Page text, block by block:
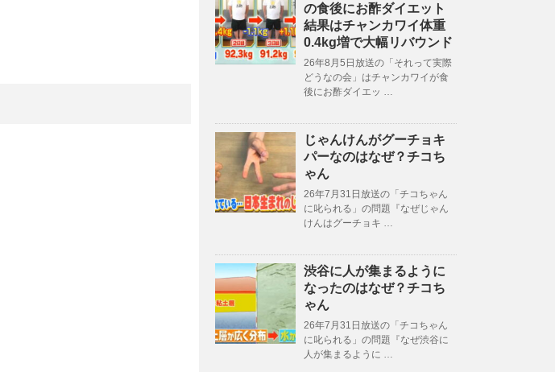
の食後にお酢ダイエット
結果はチャンカワイ体重
0.4kg増で大幅リバウンド
26年8月5日放送の「それって実際
どうなの会」はチャンカワイが食
後にお酢ダイエッ …
じゃんけんがグーチョキ
パーなのはなぜ？チコち
ゃん
26年7月31日放送の「チコちゃん
に叱られる」の問題『なぜじゃん
けんはグーチョキ …
渋谷に人が集まるように
なったのはなぜ？チコち
ゃん
26年7月31日放送の「チコちゃん
に叱られる」の問題『なぜ渋谷に
人が集まるように …